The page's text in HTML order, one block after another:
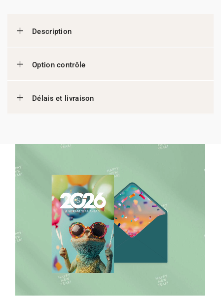
Description
Option contrôle
Délais et livraison